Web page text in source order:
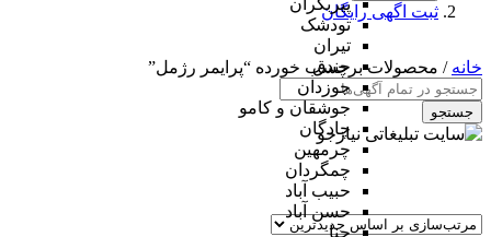
پیربکران
تودشک
تیران
جندق
جوزدان
جوشقان و کامو
چادگان
چرمهین
چمگردان
حبیب آباد
حسن آباد
حنا
ثبت اگهی رایگان
خانه / محصولات برچسب خورده “پرایمر رژمل”
جستجو